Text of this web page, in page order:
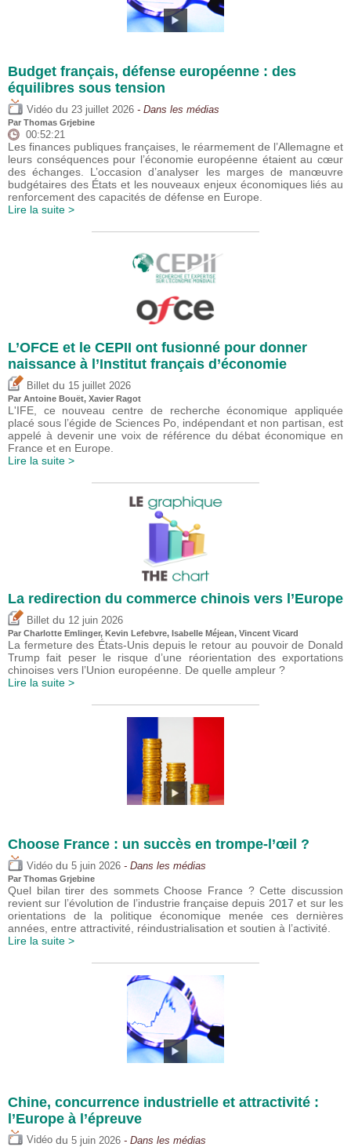
Budget français, défense européenne : des
équilibres sous tension
Vidéo du 23 juillet 2026 - Dans les médias
Par Thomas Grjebine
00:52:21
Les finances publiques françaises, le réarmement de l’Allemagne et
leurs conséquences pour l’économie européenne étaient au cœur
des échanges. L’occasion d’analyser les marges de manœuvre
budgétaires des États et les nouveaux enjeux économiques liés au
renforcement des capacités de défense en Europe.
Lire la suite >
L’OFCE et le CEPII ont fusionné pour donner
naissance à l’Institut français d’économie
Billet du 15 juillet 2026
Par Antoine Bouët, Xavier Ragot
L'IFE, ce nouveau centre de recherche économique appliquée
placé sous l’égide de Sciences Po, indépendant et non partisan, est
appelé à devenir une voix de référence du débat économique en
France et en Europe.
Lire la suite >
La redirection du commerce chinois vers l’Europe
Billet du 12 juin 2026
Par Charlotte Emlinger, Kevin Lefebvre, Isabelle Méjean, Vincent Vicard
La fermeture des États-Unis depuis le retour au pouvoir de Donald
Trump fait peser le risque d’une réorientation des exportations
chinoises vers l’Union européenne. De quelle ampleur ?
Lire la suite >
Choose France : un succès en trompe-l’œil ?
Vidéo du 5 juin 2026 - Dans les médias
Par Thomas Grjebine
Quel bilan tirer des sommets Choose France ? Cette discussion
revient sur l’évolution de l’industrie française depuis 2017 et sur les
orientations de la politique économique menée ces dernières
années, entre attractivité, réindustrialisation et soutien à l’activité.
Lire la suite >
Chine, concurrence industrielle et attractivité :
l’Europe à l’épreuve
Vidéo du 5 juin 2026 - Dans les médias